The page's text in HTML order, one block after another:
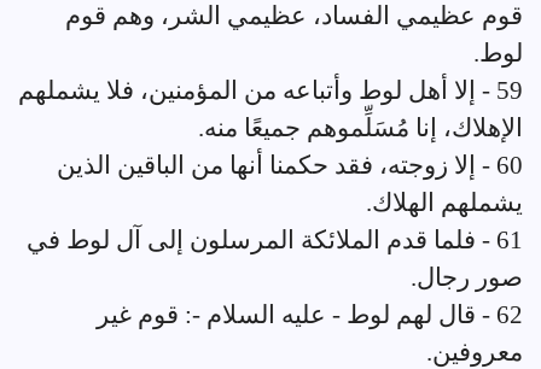
قوم عظيمي الفساد، عظيمي الشر، وهم قوم
لوط.
59 - إلا أهل لوط وأتباعه من المؤمنين، فلا يشملهم
الإهلاك، إنا مُسَلِّموهم جميعًا منه.
60 - إلا زوجته، فقد حكمنا أنها من الباقين الذين
يشملهم الهلاك.
61 - فلما قدم الملائكة المرسلون إلى آل لوط في
صور رجال.
62 - قال لهم لوط - عليه السلام -: قوم غير
معروفين.